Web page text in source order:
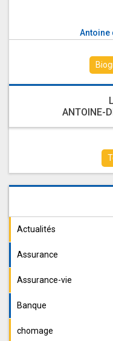
Antoine
ANTOINE-
Actualités
Assurance
Assurance-vie
Banque
chomage